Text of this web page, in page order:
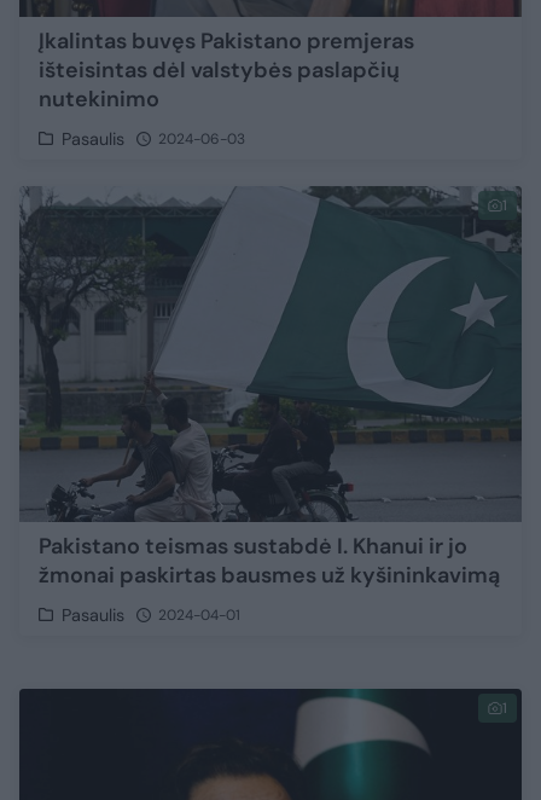
Įkalintas buvęs Pakistano premjeras
išteisintas dėl valstybės paslapčių
nutekinimo
Pasaulis 2024-06-03
1
Pakistano teismas sustabdė I. Khanui ir jo
žmonai paskirtas bausmes už kyšininkavimą
Pasaulis 2024-04-01
1